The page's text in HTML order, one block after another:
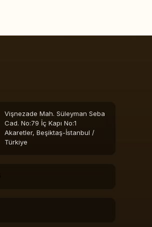
Vişnezade Mah. Süleyman Seba
Cad. No:79 İç Kapı No:1
Akaretler, Beşiktaş-İstanbul /
Türkiye